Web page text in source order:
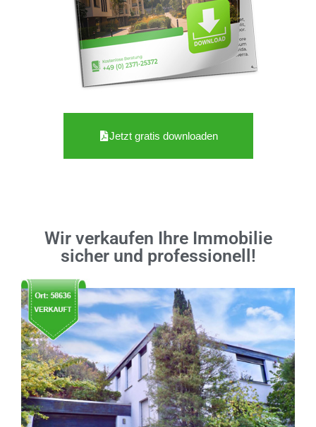
Jetzt gratis downloaden
Wir verkaufen Ihre Immobilie
sicher und professionell!